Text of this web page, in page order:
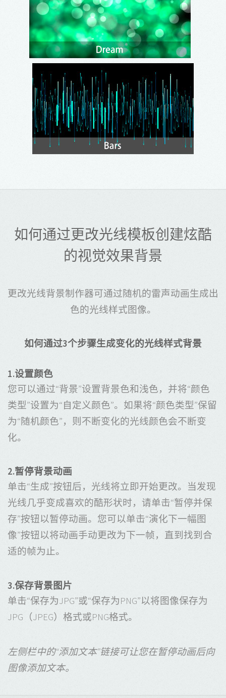
如何通过更改光线模板创建炫酷
的视觉效果背景
更改光线背景制作器可通过随机的雷声动画生成出
色的光线样式图像。
如何通过3个步骤生成变化的光线样式背景
1.设置颜色
您可以通过“背景”设置背景色和浅色，并将“颜色
类型”设置为“自定义颜色”。如果将“颜色类型”保留
为“随机颜色”，则不断变化的光线颜色会不断变
化。
2.暂停背景动画
单击“生成”按钮后，光线将立即开始更改。当发现
光线几乎变成喜欢的酷形状时，请单击“暂停并保
存”按钮以暂停动画。您可以单击“演化下一幅图
像”按钮以将动画手动更改为下一帧，直到找到合
适的帧为止。
3.保存背景图片
单击“保存为JPG”或“保存为PNG”以将图像保存为
JPG（JPEG）格式或PNG格式。
左侧栏中的“添加文本”链接可让您在暂停动画后向
图像添加文本。